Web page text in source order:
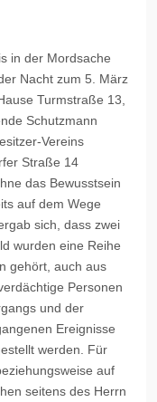
in der Mordsache
Nacht zum 5. März
Turmstraße 13,
Schutzmann
Vereins
Straße 14
das Bewusstsein
auf dem Wege
sich, dass zwei
wurden eine Reihe
gehört, auch aus
Personen
und der
Ereignisse
werden. Für
auf
seitens des Herrn